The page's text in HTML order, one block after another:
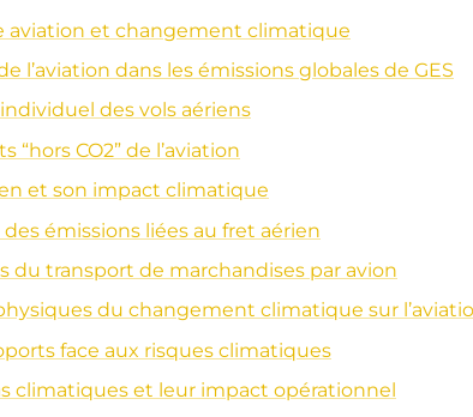
aviation et changement climatique
l’aviation dans les émissions globales de GES
des vols aériens
“hors CO2” de l’aviation
et son impact climatique
des émissions liées au fret aérien
du transport de marchandises par avion
du changement climatique sur
face aux risques climatiques
climatiques et leur impact opérationnel